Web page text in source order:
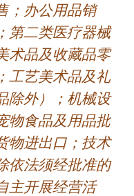
；办公用品销
第二类医疗器械
术品及收藏品零
工艺美术品及礼
除外）；机械设
物食品及用品批
物进出口；技术
依法须经批准的
主开展经营活